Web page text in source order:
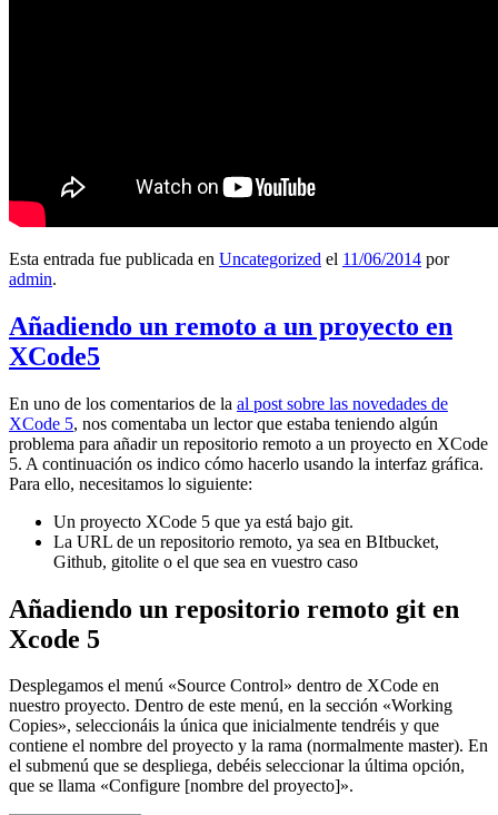
Esta entrada fue publicada en Uncategorized el 11/06/2014 por
admin.
Añadiendo un remoto a un proyecto en
XCode5
En uno de los comentarios de la al post sobre las novedades de
XCode 5, nos comentaba un lector que estaba teniendo algún
problema para añadir un repositorio remoto a un proyecto en XCode
5. A continuación os indico cómo hacerlo usando la interfaz gráfica.
Para ello, necesitamos lo siguiente:
Un proyecto XCode 5 que ya está bajo git.
La URL de un repositorio remoto, ya sea en BItbucket,
Github, gitolite o el que sea en vuestro caso
Añadiendo un repositorio remoto git en
Xcode 5
Desplegamos el menú «Source Control» dentro de XCode en
nuestro proyecto. Dentro de este menú, en la sección «Working
Copies», seleccionáis la única que inicialmente tendréis y que
contiene el nombre del proyecto y la rama (normalmente master). En
el submenú que se despliega, debéis seleccionar la última opción,
que se llama «Configure [nombre del proyecto]».